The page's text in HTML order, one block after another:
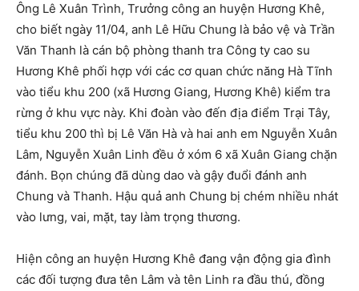
Ông Lê Xuân Trình, Trưởng công an huyện Hương Khê,
cho biết ngày 11/04, anh Lê Hữu Chung là bảo vệ và Trần
Văn Thanh là cán bộ phòng thanh tra Công ty cao su
Hương Khê phối hợp với các cơ quan chức năng Hà Tĩnh
vào tiểu khu 200 (xã Hương Giang, Hương Khê) kiểm tra
rừng ở khu vực này. Khi đoàn vào đến địa điểm Trại Tây,
tiểu khu 200 thì bị Lê Văn Hà và hai anh em Nguyễn Xuân
Lâm, Nguyễn Xuân Linh đều ở xóm 6 xã Xuân Giang chặn
đánh. Bọn chúng đã dùng dao và gậy đuổi đánh anh
Chung và Thanh. Hậu quả anh Chung bị chém nhiều nhát
vào lưng, vai, mặt, tay làm trọng thương.
Hiện công an huyện Hương Khê đang vận động gia đình
các đối tượng đưa tên Lâm và tên Linh ra đầu thú, đồng